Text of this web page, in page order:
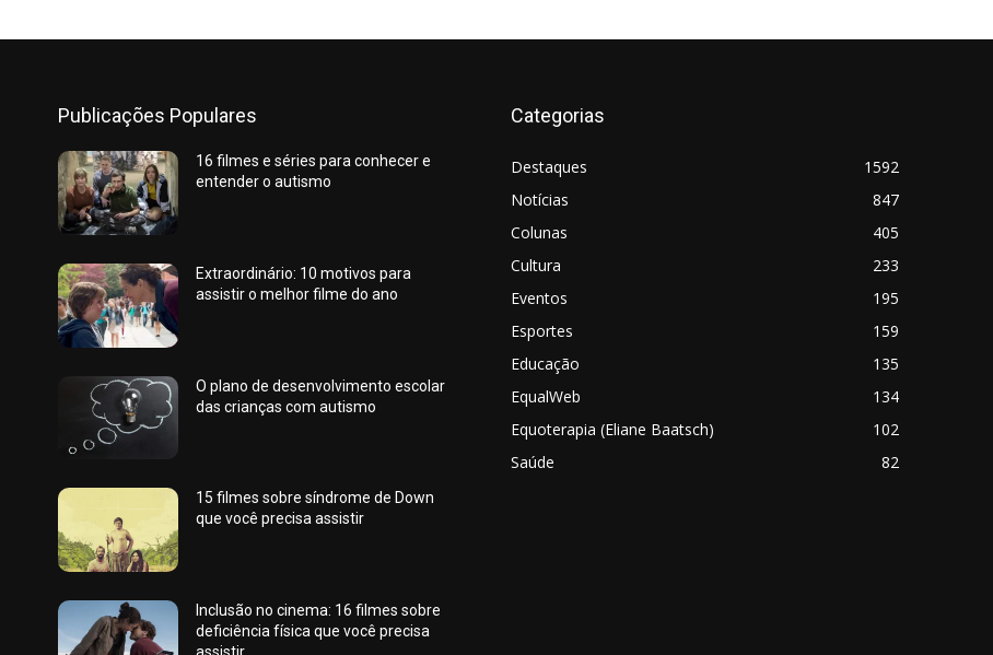
Publicações Populares
16 filmes e séries para conhecer e
entender o autismo
Extraordinário: 10 motivos para
assistir o melhor filme do ano
O plano de desenvolvimento escolar
das crianças com autismo
15 filmes sobre síndrome de Down
que você precisa assistir
Inclusão no cinema: 16 filmes sobre
deficiência física que você precisa
Categorias
Destaques
1592
Notícias
847
Colunas
405
Cultura
233
Eventos
195
Esportes
159
Educação
135
EqualWeb
134
Equoterapia (Eliane Baatsch)
102
Saúde
82